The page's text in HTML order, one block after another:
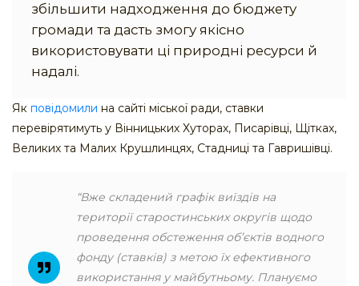
збільшити надходження до бюджету
громади та дасть змогу якісно
використовувати ці природні ресурси й
надалі.
Як повідомили на сайті міської ради, ставки
перевірятимуть у Вінницьких Хуторах, Писарівці, Щітках,
Великих та Малих Крушлинцях, Стадниці та Гавришівці.
“Вже складений графік виїздів на
території старостинських округів щодо
проведення обстеження об’єктів водного
фонду (ставків) з метою їх ефективного
використання у майбутньому. Плануємо